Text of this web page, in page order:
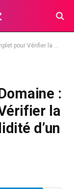
et la Validité d’un Domaine
:
la
d’un